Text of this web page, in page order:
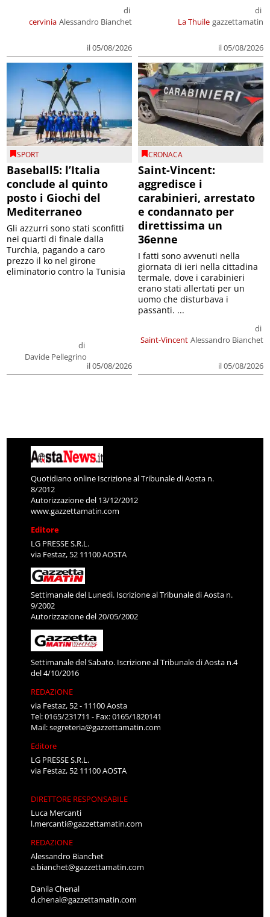
cervinia
di
Alessandro Bianchet
il 05/08/2026
La Thuile
di
gazzettamatin
il 05/08/2026
SPORT
Baseball5: l’Italia
conclude al quinto
posto i Giochi del
Mediterraneo
di
Davide Pellegrino
il 05/08/2026
Gli azzurri sono stati sconfitti
nei quarti di finale dalla
Turchia, pagando a caro
prezzo il ko nel girone
eliminatorio contro la Tunisia
CRONACA
Saint-Vincent:
aggredisce i
carabinieri, arrestato
e condannato per
direttissima un
36enne
Saint-Vincent
di
Alessandro Bianchet
il 05/08/2026
I fatti sono avvenuti nella
giornata di ieri nella cittadina
termale, dove i carabinieri
erano stati allertati per un
uomo che disturbava i
passanti. ...
Quotidiano online Iscrizione al Tribunale di Aosta n.
8/2012
Autorizzazione del 13/12/2012
www.gazzettamatin.com
Editore
LG PRESSE S.R.L.
via Festaz, 52 11100 AOSTA
Settimanale del Lunedì. Iscrizione al Tribunale di Aosta n.
9/2002
Autorizzazione del 20/05/2002
Settimanale del Sabato. Iscrizione al Tribunale di Aosta n.4
del 4/10/2016
REDAZIONE
via Festaz, 52 - 11100 Aosta
Tel: 0165/231711 - Fax: 0165/1820141
Mail:segreteria@gazzettamatin.com
Editore
LG PRESSE S.R.L.
via Festaz, 52 11100 AOSTA
DIRETTORE RESPONSABILE
Luca Mercanti
l.mercanti@gazzettamatin.com
REDAZIONE
Alessandro Bianchet
a.bianchet@gazzettamatin.com
Danila Chenal
d.chenal@gazzettamatin.com